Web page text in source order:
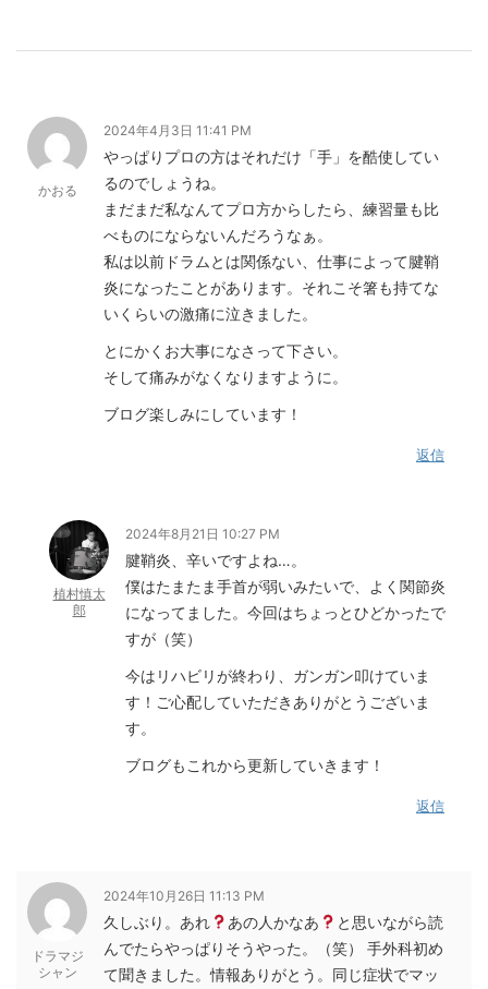
かおる
2024年4月3日 11:41 PM
やっぱりプロの方はそれだけ「手」を酷使してい
るのでしょうね。
まだまだ私なんてプロ方からしたら、練習量も比
べものにならないんだろうなぁ。
私は以前ドラムとは関係ない、仕事によって腱鞘
炎になったことがあります。それこそ箸も持てな
いくらいの激痛に泣きました。
とにかくお大事になさって下さい。
そして痛みがなくなりますように。
ブログ楽しみにしています！
返信
植村慎太
郎
2024年8月21日 10:27 PM
腱鞘炎、辛いですよね…。
僕はたまたま手首が弱いみたいで、よく関節炎
になってました。今回はちょっとひどかったで
すが（笑）
今はリハビリが終わり、ガンガン叩けていま
す！ご心配していただきありがとうございま
す。
ブログもこれから更新していきます！
返信
ドラマジ
シャン
2024年10月26日 11:13 PM
久しぶり。あれ あの人かなあ
と思いながら読
んでたらやっぱりそうやった。（笑） 手外科初め
て聞きました。情報ありがとう。同じ症状でマッ